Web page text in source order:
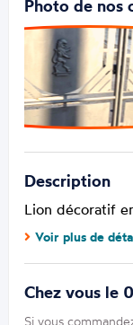
Photo de nos
Description
Lion décoratif
Voir plus de
Chez vous le
Si vous